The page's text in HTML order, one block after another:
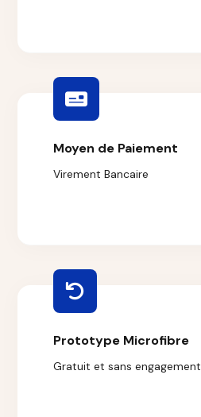
Moyen de Paiement
Virement Bancaire
Prototype Microfibre
Gratuit et sans engagement